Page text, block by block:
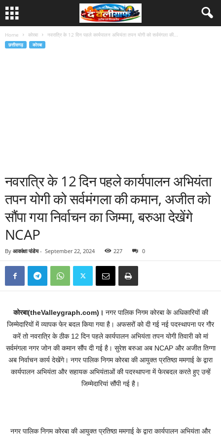
Home कोरबा नवरात्रि के 12 दिन पहले कार्यपालन अभियंता तपन योगी को सर्वमंगला की...
छत्तीसगढ़ कोरबा
नवरात्रि के 12 दिन पहले कार्यपालन अभियंता
तपन योगी को सर्वमंगला की कमान, अजीत को
सौंपा गया निर्वाचन का जिम्मा, बरुआ देखेंगे
NCAP
By आकांक्षा पांडेय- September 22, 2024 227 0
कोरबा(theValleygraph.com)। नगर पालिक निगम कोरबा के अधिकारियों की
जिम्मेदारियों में व्यापक फेर बदल किया गया है। अफसरों को दी गई नई पदस्थापना पर गौर
करें तो नवरात्रि के ठीक 12 दिन पहले कार्यपालन अभियंता तपन योगी तिवारी को मां
सर्वमंगला नगर जोन की कमान सौंप दी गई है। सुरेश बरुआ अब NCAP और अजीत तिग्गा
अब निर्वाचन कार्य देखेंगे। नगर पालिक निगम कोरबा की आयुक्त प्रतिष्ठा ममगाई के द्वारा
कार्यपालन अभियंता और सहायक अभियंताओं की पदस्थापना में फेरबदल करते हुए उन्हें
जिम्मेदारियां सौंपी गई है।
नगर पालिक निगम कोरबा की आयुक्त प्रतिष्ठा ममगाई के द्वारा कार्यपालन अभियंता और